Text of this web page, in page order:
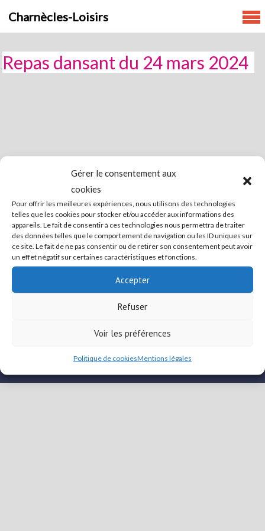
Gérer le consentement aux
cookies
Pour offrir les meilleures expériences, nous utilisons des technologies
telles que les cookies pour stocker et/ou accéder aux informations des
appareils. Le fait de consentir à ces technologies nous permettra de traiter
des données telles que le comportement de navigation ou les ID uniques sur
ce site. Le fait de ne pas consentir ou de retirer son consentement peut avoir
un effet négatif sur certaines caractéristiques et fonctions.
Accepter
Refuser
Voir les préférences
Politique de cookiesMentions légales
Charnècles-Loisirs
Repas dansant du 24 mars 2024
Mentions légales Nous contacter
Politique de
Charnècles-Loisirs
Lite by
8degree Themes